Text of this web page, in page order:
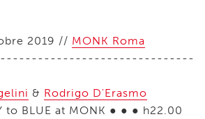
2019 // MONK Roma
& Rodrigo D'Erasmo
to BLUE at MONK ● ● ● h22.00